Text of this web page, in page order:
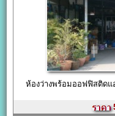
ห้องว่างพร้อมออฟฟิสติดแ